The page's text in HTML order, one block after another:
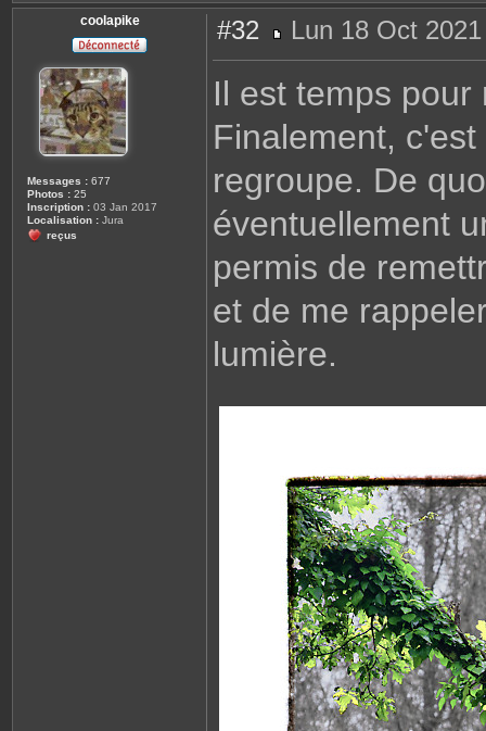
coolapike
Messages : 677
Photos : 25
Inscription : 03 Jan 2017
Localisation : Jura
reçus
#32
e
e
Lun 18 Oct
Il est temps
Finalement,
regroupe. De
éventuellement
permis de
et de me
lumière.